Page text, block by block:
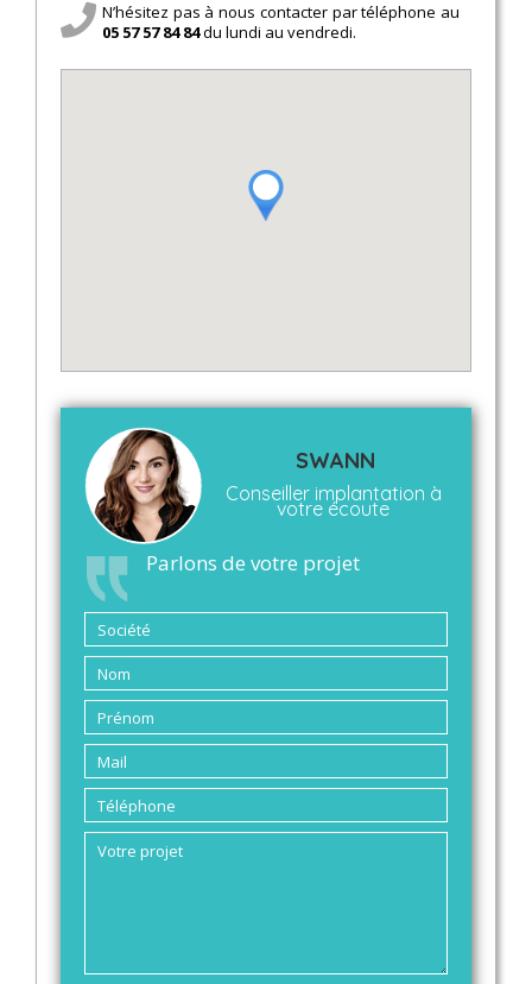
N’hésitez pas à nous contacter par téléphone au
05 57 57 84 84du lundi au vendredi.
SWANN
Conseiller implantation à
votre écoute
Parlons de votre projet